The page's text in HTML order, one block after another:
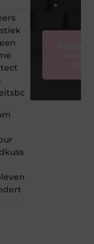
❞